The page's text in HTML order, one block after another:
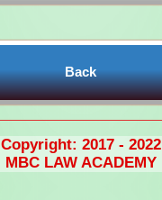
Back
Copyright: 2017 - 2022
MBC LAW ACADEMY